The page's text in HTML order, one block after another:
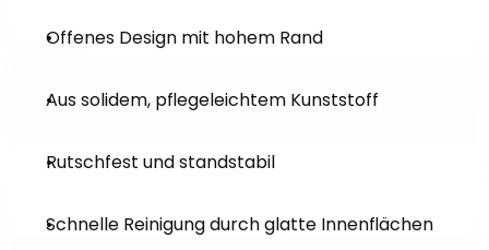
Offenes Design mit hohem Rand
Aus solidem, pflegeleichtem Kunststoff
Rutschfest und standstabil
Schnelle Reinigung durch glatte Innenflächen